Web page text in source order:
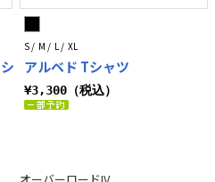
S / M / L / XL
アルベド Tシャツ
¥3,300（税込）